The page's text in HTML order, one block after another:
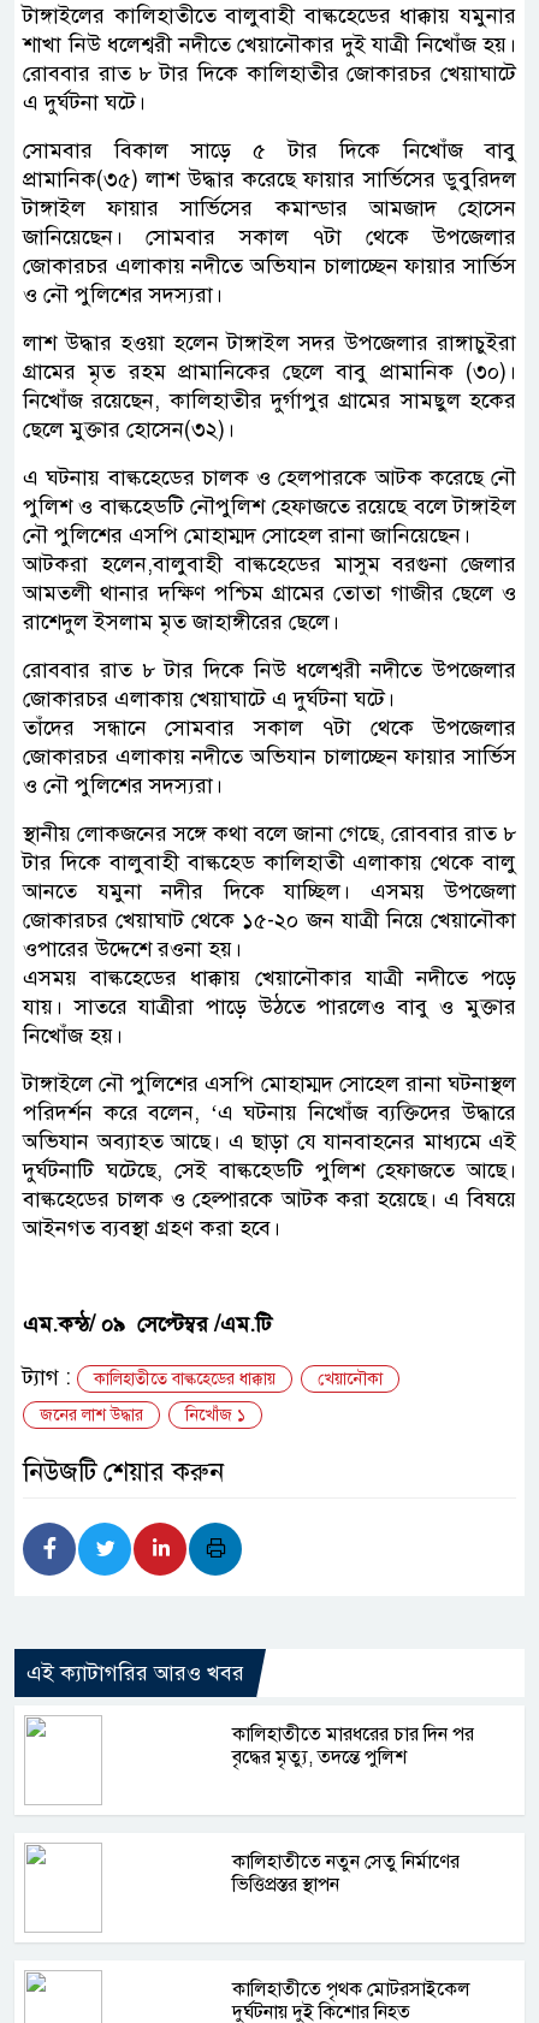
টাঙ্গাইলের কালিহাতীতে বালুবাহী বাল্কহেডের ধাক্কায় যমুনার
শাখা নিউ ধলেশ্বরী নদীতে খেয়ানৌকার দুই যাত্রী নিখোঁজ হয়।
রোববার রাত ৮ টার দিকে কালিহাতীর জোকারচর খেয়াঘাটে
এ দুর্ঘটনা ঘটে।
সোমবার বিকাল সাড়ে ৫ টার দিকে নিখোঁজ বাবু
প্রামানিক(৩৫) লাশ উদ্ধার করেছে ফায়ার সার্ভিসের ডুবুরিদল
টাঙ্গাইল ফায়ার সার্ভিসের কমান্ডার আমজাদ হোসেন
জানিয়েছেন। সোমবার সকাল ৭টা থেকে উপজেলার
জোকারচর এলাকায় নদীতে অভিযান চালাচ্ছেন ফায়ার সার্ভিস
ও নৌ পুলিশের সদস্যরা।
লাশ উদ্ধার হওয়া হলেন টাঙ্গাইল সদর উপজেলার রাঙ্গাচুইরা
গ্রামের মৃত রহম প্রামানিকের ছেলে বাবু প্রামানিক (৩০)।
নিখোঁজ রয়েছেন, কালিহাতীর দুর্গাপুর গ্রামের সামছুল হকের
ছেলে মুক্তার হোসেন(৩২)।
এ ঘটনায় বাল্কহেডের চালক ও হেলপারকে আটক করেছে নৌ
পুলিশ ও বাল্কহেডটি নৌপুলিশ হেফাজতে রয়েছে বলে টাঙ্গাইল
নৌ পুলিশের এসপি মোহাম্মদ সোহেল রানা জানিয়েছেন।
আটকরা হলেন,বালুবাহী বাল্কহেডের মাসুম বরগুনা জেলার
আমতলী থানার দক্ষিণ পশ্চিম গ্রামের তোতা গাজীর ছেলে ও
রাশেদুল ইসলাম মৃত জাহাঙ্গীরের ছেলে।
রোববার রাত ৮ টার দিকে নিউ ধলেশ্বরী নদীতে উপজেলার
জোকারচর এলাকায় খেয়াঘাটে এ দুর্ঘটনা ঘটে।
তাঁদের সন্ধানে সোমবার সকাল ৭টা থেকে উপজেলার
জোকারচর এলাকায় নদীতে অভিযান চালাচ্ছেন ফায়ার সার্ভিস
ও নৌ পুলিশের সদস্যরা।
স্থানীয় লোকজনের সঙ্গে কথা বলে জানা গেছে, রোববার রাত ৮
টার দিকে বালুবাহী বাল্কহেড কালিহাতী এলাকায় থেকে বালু
আনতে যমুনা নদীর দিকে যাচ্ছিল। এসময় উপজেলা
জোকারচর খেয়াঘাট থেকে ১৫-২০ জন যাত্রী নিয়ে খেয়ানৌকা
ওপারের উদ্দেশে রওনা হয়।
এসময় বাল্কহেডের ধাক্কায় খেয়ানৌকার যাত্রী নদীতে পড়ে
যায়। সাতরে যাত্রীরা পাড়ে উঠতে পারলেও বাবু ও মুক্তার
নিখোঁজ হয়।
টাঙ্গাইলে নৌ পুলিশের এসপি মোহাম্মদ সোহেল রানা ঘটনাস্থল
পরিদর্শন করে বলেন, ‘এ ঘটনায় নিখোঁজ ব্যক্তিদের উদ্ধারে
অভিযান অব্যাহত আছে। এ ছাড়া যে যানবাহনের মাধ্যমে এই
দুর্ঘটনাটি ঘটেছে, সেই বাল্কহেডটি পুলিশ হেফাজতে আছে।
বাল্কহেডের চালক ও হেল্পারকে আটক করা হয়েছে। এ বিষয়ে
আইনগত ব্যবস্থা গ্রহণ করা হবে।
এম.কন্ঠ/ ০৯ সেপ্টেম্বর /এম.টি
ট্যাগ :
কালিহাতীতে বাল্কহেডের ধাক্কায়
খেয়ানৌকা
জনের লাশ উদ্ধার
নিখোঁজ ১
নিউজটি শেয়ার করুন
এই ক্যাটাগরির আরও খবর
কালিহাতীতে মারধরের চার দিন পর
বৃদ্ধের মৃত্যু, তদন্তে পুলিশ
কালিহাতীতে নতুন সেতু নির্মাণের
ভিত্তিপ্রস্তর স্থাপন
কালিহাতীতে পৃথক মোটরসাইকেল
দুর্ঘটনায় দুই কিশোর নিহত